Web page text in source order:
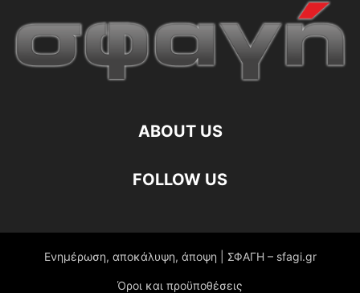
ABOUT US
FOLLOW US
Ενημέρωση, αποκάλυψη, άποψη | ΣΦΑΓΗ – sfagi.gr
Όροι και προϋποθέσεις